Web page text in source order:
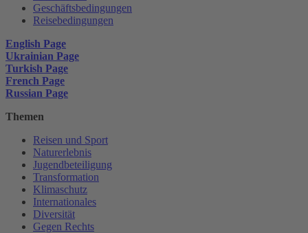
Geschäftsbedingungen
Reisebedingungen
English Page
Ukrainian Page
Turkish Page
French Page
Russian Page
Themen
Reisen und Sport
Naturerlebnis
Jugendbeteiligung
Transformation
Klimaschutz
Internationales
Diversität
Gegen Rechts